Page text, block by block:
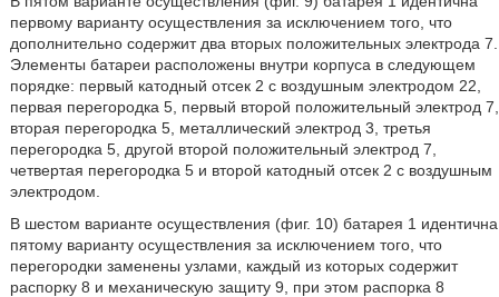
первому варианту осуществления за исключением того, что
дополнительно содержит два вторых положительных электрода 7.
Элементы батареи расположены внутри корпуса в следующем
порядке: первый катодный отсек 2 с воздушным электродом 22,
первая перегородка 5, первый второй положительный электрод 7,
вторая перегородка 5, металлический электрод 3, третья
перегородка 5, другой второй положительный электрод 7,
четвертая перегородка 5 и второй катодный отсек 2 с воздушным
электродом.
В шестом варианте осуществления (фиг. 10) батарея 1 идентична
пятому варианту осуществления за исключением того, что
перегородки заменены узлами, каждый из которых содержит
распорку 8 и механическую защиту 9, при этом распорка 8